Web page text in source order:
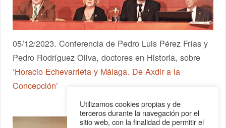
05/12/2023. Conferencia de Pedro Luis Pérez Frías y
Pedro Rodríguez Oliva, doctores en Historia, sobre
‘Horacio Echevarrieta y Málaga. De Axdir a la
Concepción’
Utilizamos cookies propias y de
terceros durante la navegación por el
sitio web, con la finalidad de permitir el